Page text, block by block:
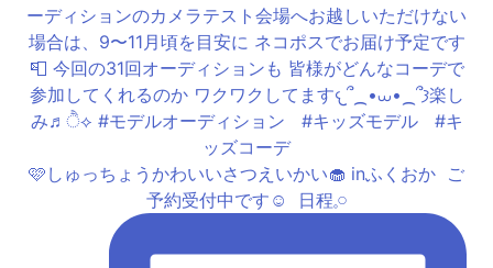
🩷しゅっちょうかわいいさつえいかい🧁 inふくおか ⁡ ご
予約受付中です☺️ ⁡ 日程𓈒𓏸︎︎︎︎